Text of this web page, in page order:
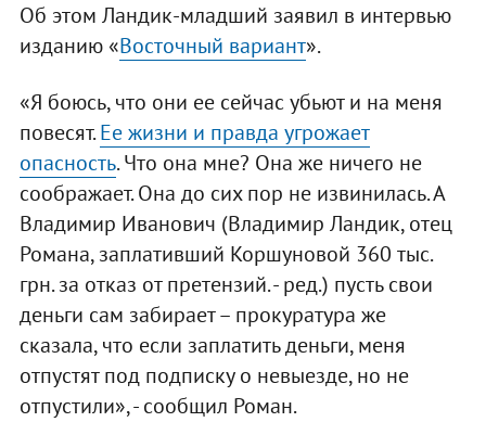
Об этом Ландик-младший заявил в интервью
изданию «Восточный вариант».
«Я боюсь, что они ее сейчас убьют и на меня
повесят.Ее жизни и правда угрожает
опасность. Что она мне? Она же ничего не
соображает. Она до сих пор не извинилась. А
Владимир Иванович (Владимир Ландик, отец
Романа, заплативший Коршуновой 360 тыс.
грн. за отказ от претензий. - ред.) пусть свои
деньги сам забирает – прокуратура же
сказала, что если заплатить деньги, меня
отпустят под подписку о невыезде, но не
отпустили», - сообщил Роман.